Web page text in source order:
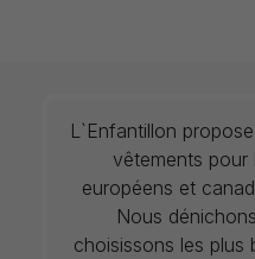
L`Enfantillon
vêtements pour
européens et
Nous
choisissons les plus